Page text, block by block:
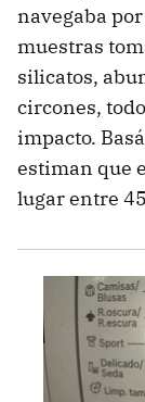
navegaba
muestras
silicatos,
circones,
impacto.
estiman que
lugar entre